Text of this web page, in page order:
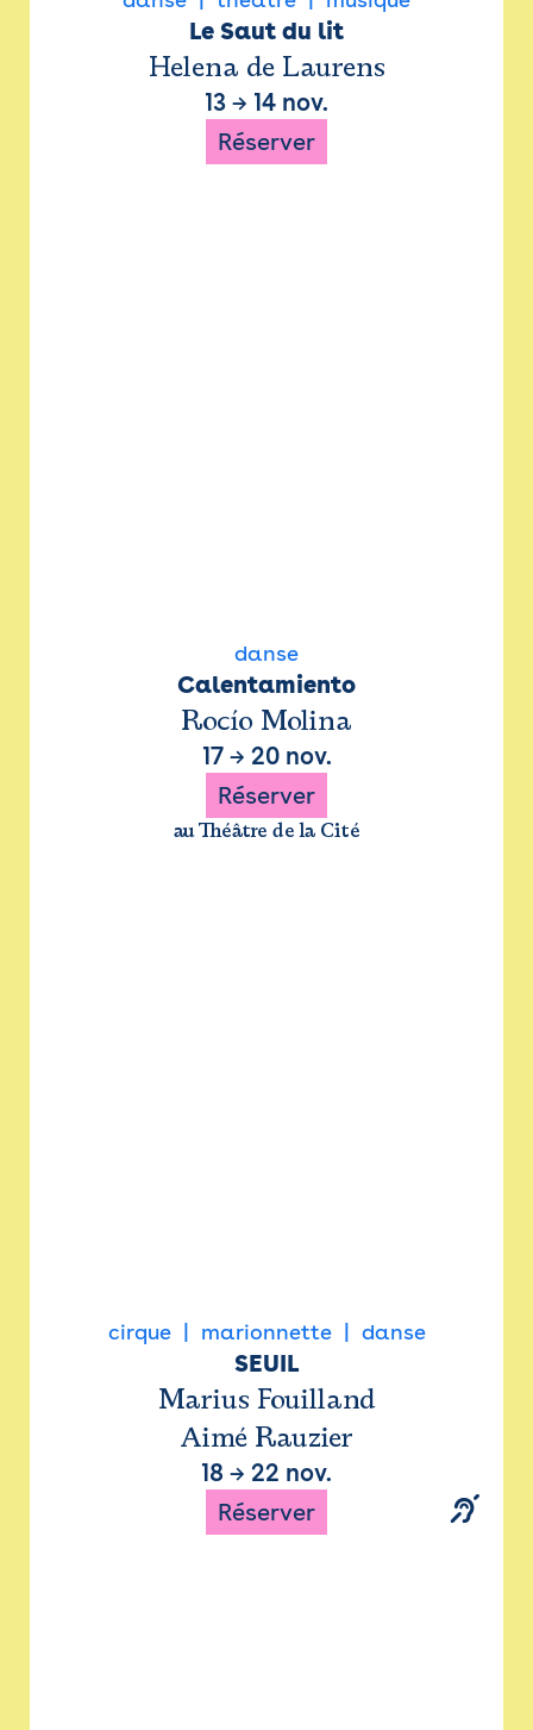
Le Saut du lit
Helena de Laurens
13 → 14 nov.
Réserver
danse
Calentamiento
Rocío Molina
17→ 20 nov.
Réserver
au Théâtre de la Cité
cirque marionnette danse
SEUIL
Marius Fouilland
Aimé Rauzier
18 → 22 nov.
Réserver